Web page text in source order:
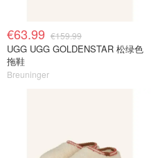
€63.99 €159.99
UGG UGG GOLDENSTAR 松绿色
拖鞋
Breuninger